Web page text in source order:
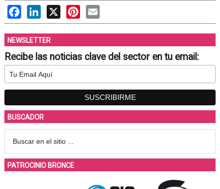
FacebookLinkedIn Pinterest
NEWSLETTER
Recibe las noticias clave del sector en tu email:
BUSCADOR
PATROCINIO BRONCE